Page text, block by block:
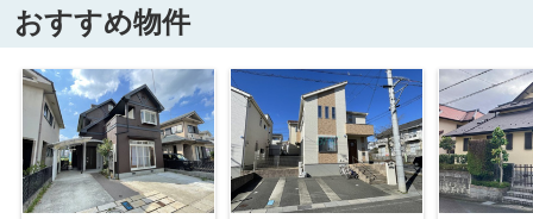
おすすめ物件